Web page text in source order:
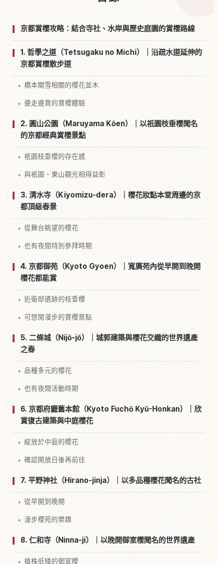
京都賞櫻攻略：結合寺社、水岸與歷史庭園的賞櫻路線
1. 哲學之道（Tetsugaku no Michi）｜沿疏水道延伸的
京都賞櫻散步道
橋本關雪相關的櫻花並木
邊走邊賞的賞櫻體驗
2. 圓山公園（Maruyama Kōen）｜以祇園枝垂櫻聞名
的京都經典賞櫻景點
祇園枝垂櫻的存在感
與祇園、東山觀光相得益彰
3. 清水寺（Kiyomizu-dera）｜櫻花妝點本堂周邊的京
都頂級春景
從舞台眺望的櫻花
也有夜間特別參拜時期
4. 京都御苑（Kyoto Gyoen）｜寬廣苑內從早開到晚開
櫻花都能賞
近衞邸遺跡的枝垂櫻
可悠閒漫步的賞櫻景點
5. 二條城（Nijō-jō）｜城郭建築與櫻花交織的世界遺產
之春
品種多元的櫻花
也有夜間活動時期
6. 京都府廳舊本館（Kyoto Fuchō Kyū-Honkan）｜欣
賞復古建築與中庭櫻花
綻放於中庭的櫻花
確認開放日後再前往
7. 平野神社（Hirano-jinja）｜以多品種櫻花聞名的古社
從早開到晚開
漫步櫻苑的樂趣
8. 仁和寺（Ninna-ji）｜以晚開御室櫻聞名的世界遺產
植株低矮的御室櫻